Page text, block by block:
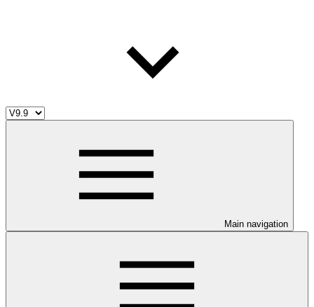
Main navigation